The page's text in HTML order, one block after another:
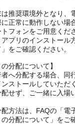
推奨環境外となり、
正常に動作しない場
フォンをご用意くだ
プリのインストール
をご確認ください。
分配について】
へ分配する場合、同
ストールしていただ
せず、ご一緒に入場
方法は、FAQの「電
分配について」をご